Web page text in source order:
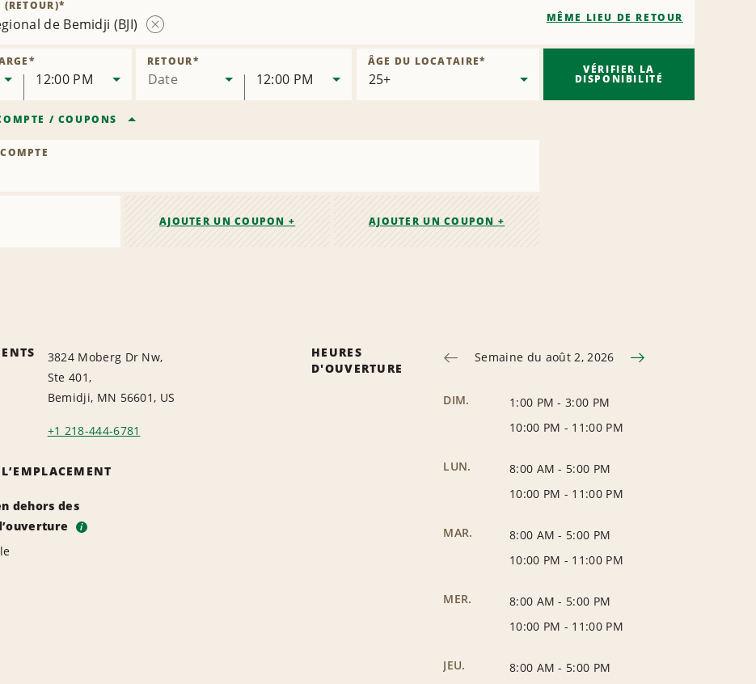
succursale
de Bemidji (BJI)
la
succursale
(RETOUR)*
MÊME LIEU DE RETOUR
*
12:00 PM Date
RETOUR*
12:00 PM
ÂGE DU LOCATAIRE*
/ COUPONS
AJOUTER UN COUPON +
AJOUTER UN COUPON +
VÉRIFIER LA
DISPONIBILITÉ
3824 Moberg Dr Nw,
Ste 401,
Bemidji, MN 56601, US
+1 218-444-6781
dehors des
i
HEURES
D'OUVERTURE
Semaine du août 2, 2026
DIM. 1:00 PM -3:00 PM
10:00 PM - 11:00 PM
LUN. 8:00 AM - 5:00 PM
10:00 PM - 11:00 PM
MAR. 8:00 AM - 5:00 PM
10:00 PM - 11:00 PM
MER. 8:00 AM - 5:00 PM
10:00 PM - 11:00 PM
JEU. 8:00 AM - 5:00 PM